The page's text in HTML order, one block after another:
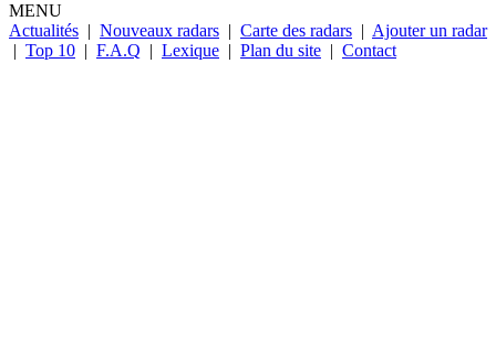
MENU
Actualités | Nouveaux radars | Carte des radars | Ajouter un radar
| Top 10 | F.A.Q | Lexique | Plan du site | Contact